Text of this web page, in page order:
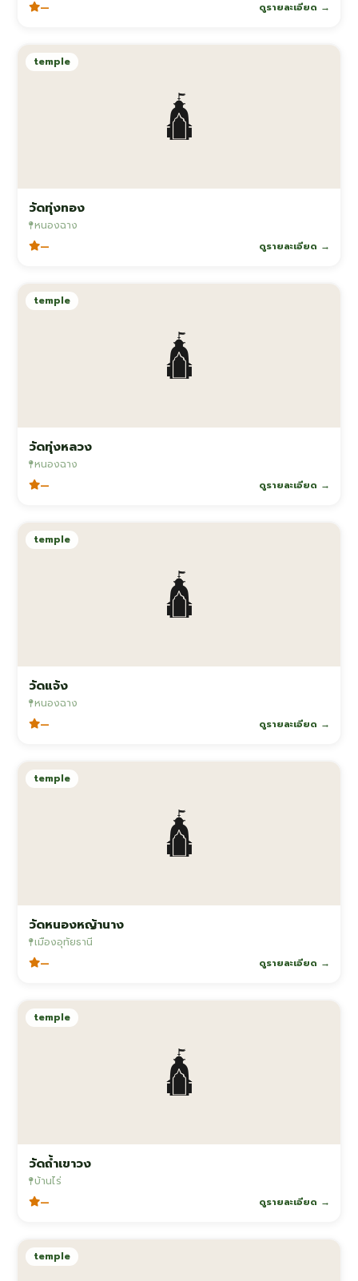
— ดูรายละเอียด →
🛕
temple
วัดทุ่งทอง
หนองฉาง
— ดูรายละเอียด →
🛕
temple
วัดทุ่งหลวง
หนองฉาง
— ดูรายละเอียด →
🛕
temple
วัดแจ้ง
หนองฉาง
— ดูรายละเอียด →
🛕
temple
วัดหนองหญ้านาง
เมืองอุทัยธานี
— ดูรายละเอียด →
🛕
temple
วัดถ้ำเขาวง
บ้านไร่
— ดูรายละเอียด →
temple